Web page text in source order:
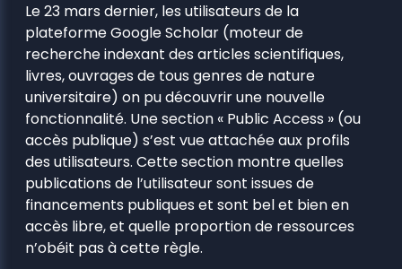
Le 23 mars dernier, les utilisateurs de la
plateforme Google Scholar (moteur de
recherche indexant des articles scientifiques,
livres, ouvrages de tous genres de nature
universitaire) on pu découvrir une nouvelle
fonctionnalité. Une section « Public Access » (ou
accès publique) s’est vue attachée aux profils
des utilisateurs. Cette section montre quelles
publications de l’utilisateur sont issues de
financements publiques et sont bel et bien en
accès libre, et quelle proportion de ressources
n’obéit pas à cette règle.